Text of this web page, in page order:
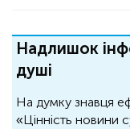
Надлишок
душі
На думку знавця
«Цінність новини